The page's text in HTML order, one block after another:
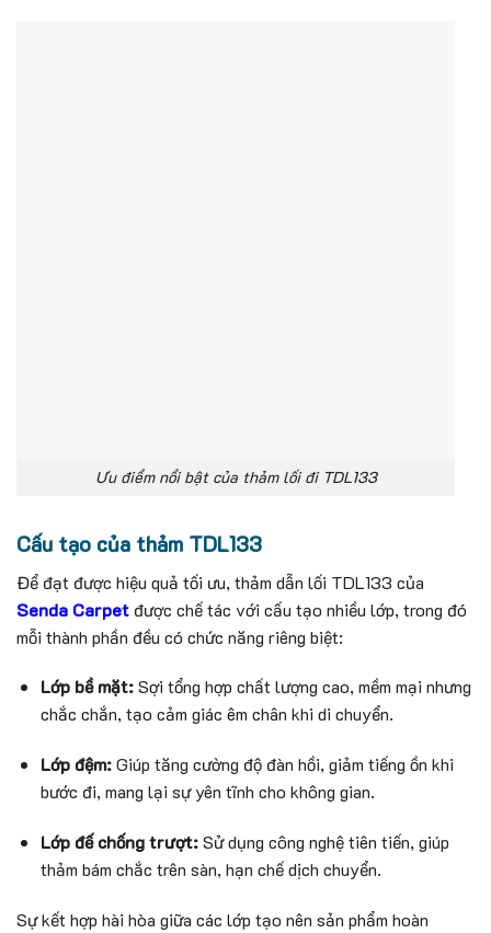
Ưu điểm nổi bật của thảm lối đi TDL133
Cấu tạo của thảm TDL133
Để đạt được hiệu quả tối ưu, thảm dẫn lối TDL133 của
Senda Carpet được chế tác với cấu tạo nhiều lớp, trong đó
mỗi thành phần đều có chức năng riêng biệt:
Lớp bề mặt:Sợi tổng hợp chất lượng cao, mềm mại nhưng
chắc chắn, tạo cảm giác êm chân khi di chuyển.
Lớp đệm:Giúp tăng cường độ đàn hồi, giảm tiếng ồn khi
bước đi, mang lại sự yên tĩnh cho không gian.
Lớp đế chống trượt:Sử dụng công nghệ tiên tiến, giúp
thảm bám chắc trên sàn, hạn chế dịch chuyển.
Sự kết hợp hài hòa giữa các lớp tạo nên sản phẩm hoàn